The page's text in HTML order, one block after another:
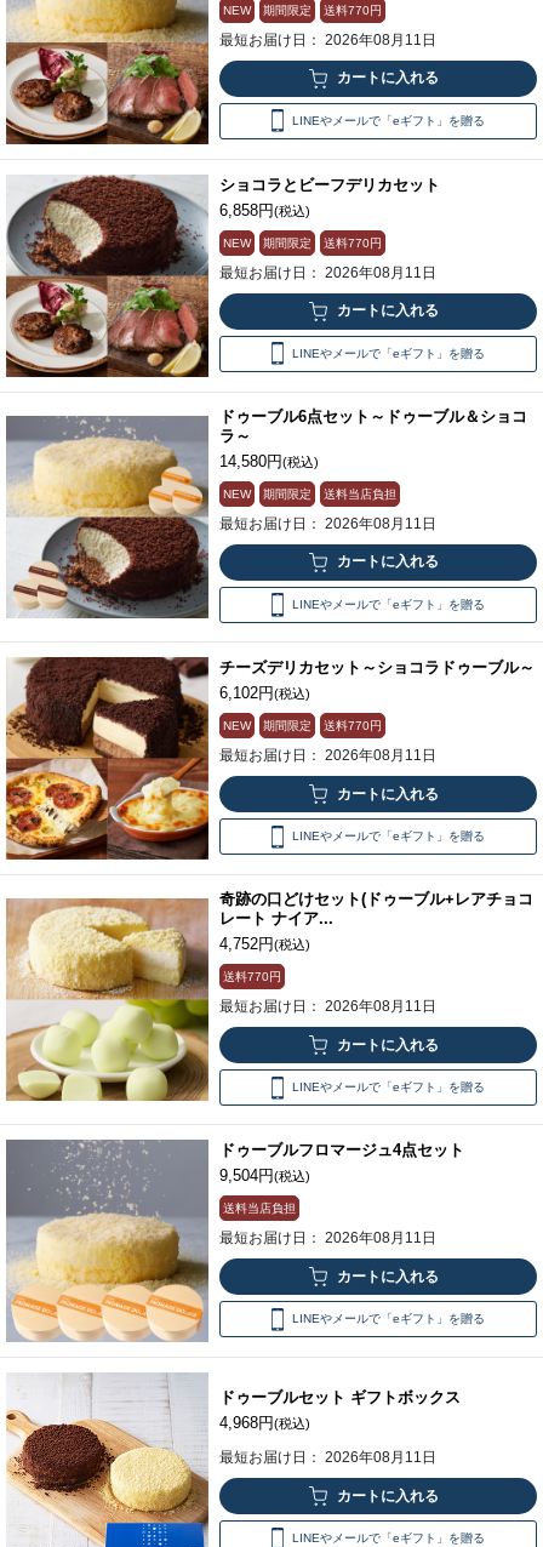
NEW 期間限定 送料770円
最短お届け日： 2026年08月11日
LINEやメールで「eギフト」を贈る
ショコラとビーフデリカセット
6,858円(税込)
NEW 期間限定 送料770円
最短お届け日： 2026年08月11日
LINEやメールで「eギフト」を贈る
ドゥーブル6点セット～ドゥーブル＆ショコ
ラ～
14,580円(税込)
NEW 期間限定 送料当店負担
最短お届け日： 2026年08月11日
LINEやメールで「eギフト」を贈る
チーズデリカセット～ショコラドゥーブル～
6,102円(税込)
NEW 期間限定 送料770円
最短お届け日： 2026年08月11日
LINEやメールで「eギフト」を贈る
奇跡の口どけセット(ドゥーブル+レアチョコ
レート ナイア...
4,752円(税込)
送料770円
最短お届け日： 2026年08月11日
LINEやメールで「eギフト」を贈る
ドゥーブルフロマージュ4点セット
9,504円(税込)
送料当店負担
最短お届け日： 2026年08月11日
LINEやメールで「eギフト」を贈る
ドゥーブルセット ギフトボックス
4,968円(税込)
最短お届け日： 2026年08月11日
LINEやメールで「eギフト」を贈る